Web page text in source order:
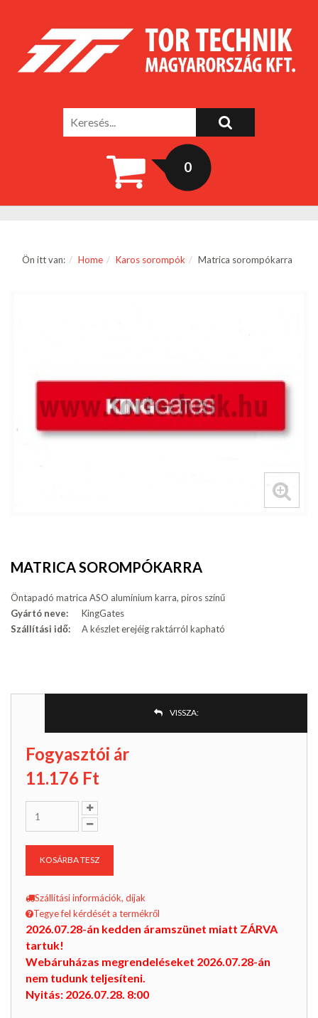
0
Ön itt van: Home Karos sorompók Matrica sorompókarra
MATRICA SOROMPÓKARRA
Öntapadó matrica ASO alumínium karra, piros színű
Gyártó neve:
KingGates
Szállítási idő:
A készlet erejéig raktárról kapható
VISSZA:
Fogyasztói ár
11.176 Ft
KOSÁRBA TESZ
Szállítási információk, díjak
Tegye fel kérdését a termékről
2026.07.28-án kedden áramszünet miatt ZÁRVA
tartuk!
Webáruházas megrendeléseket 2026.07.28-án
nem tudunk teljesíteni.
Nyitás: 2026.07.28. 8:00